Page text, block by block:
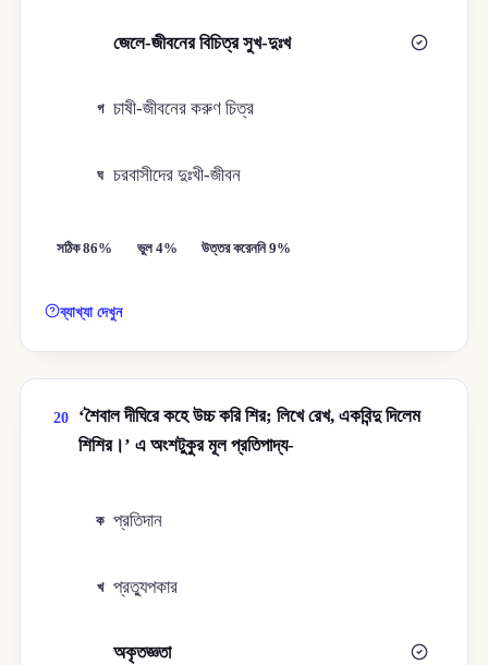
জেলে-জীবনের বিচিত্র সুখ-দুঃখ
গ চাষী-জীবনের করুণ চিত্র
ঘ চরবাসীদের দুঃখী-জীবন
সঠিক 86% ভুল 4% উত্তর করেননি 9%
ব্যাখ্যা দেখুন
20
‘শৈবাল দীঘিরে কহে উচ্চ করি শির; লিখে রেখ, একবিন্দু দিলেম
শিশির।’ এ অংশটুকুর মূল প্রতিপাদ্য-
ক প্রতিদান
খ প্রত্যুপকার
অকৃতজ্ঞতা